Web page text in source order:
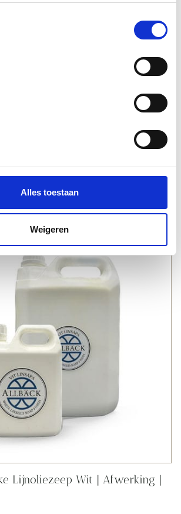
Alles toestaan
Weigeren
Lijnoliezeep Wit | Afwerking |